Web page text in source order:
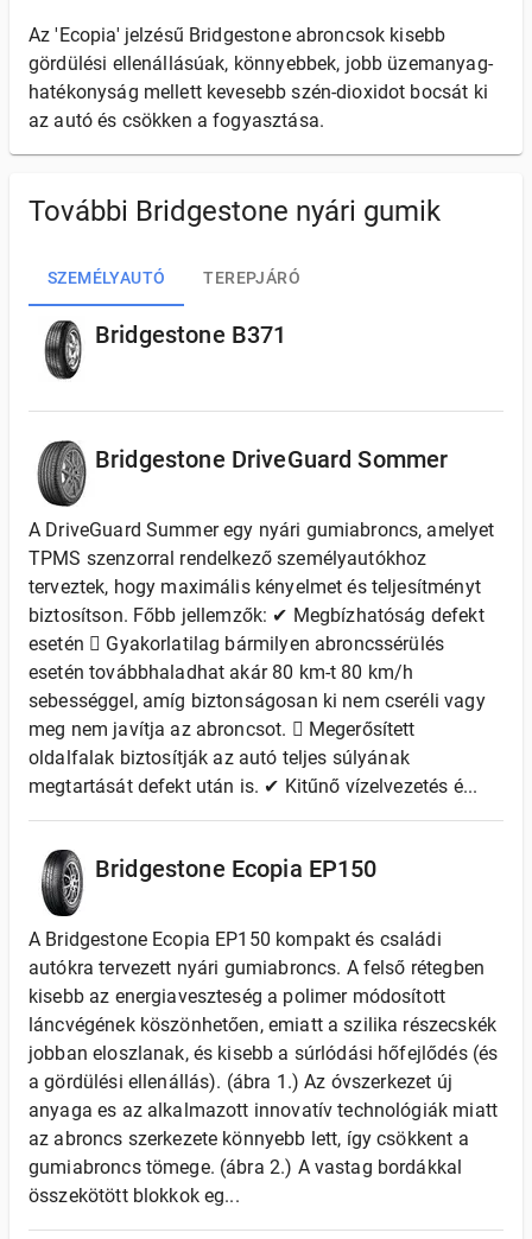
Az 'Ecopia' jelzésű Bridgestone abroncsok kisebb
gördülési ellenállásúak, könnyebbek, jobb üzemanyag-
hatékonyság mellett kevesebb szén-dioxidot bocsát ki
az autó és csökken a fogyasztása.
További Bridgestone nyári gumik
SZEMÉLYAUTÓ TEREPJÁRÓ
Bridgestone B371
Bridgestone DriveGuard Sommer
A DriveGuard Summer egy nyári gumiabroncs, amelyet
TPMS szenzorral rendelkező személyautókhoz
terveztek, hogy maximális kényelmet és teljesítményt
biztosítson. Főbb jellemzők: ✔ Megbízhatóság defekt
esetén  Gyakorlatilag bármilyen abroncssérülés
esetén továbbhaladhat akár 80 km-t 80 km/h
sebességgel, amíg biztonságosan ki nem cseréli vagy
meg nem javítja az abroncsot.  Megerősített
oldalfalak biztosítják az autó teljes súlyának
megtartását defekt után is. ✔ Kitűnő vízelvezetés é...
Bridgestone Ecopia EP150
A Bridgestone Ecopia EP150 kompakt és családi
autókra tervezett nyári gumiabroncs. A felső rétegben
kisebb az energiaveszteség a polimer módosított
láncvégének köszönhetően, emiatt a szilika részecskék
jobban eloszlanak, és kisebb a súrlódási hőfejlődés (és
a gördülési ellenállás). (ábra 1.) Az óvszerkezet új
anyaga es az alkalmazott innovatív technológiák miatt
az abroncs szerkezete könnyebb lett, így csökkent a
gumiabroncs tömege. (ábra 2.) A vastag bordákkal
összekötött blokkok eg...